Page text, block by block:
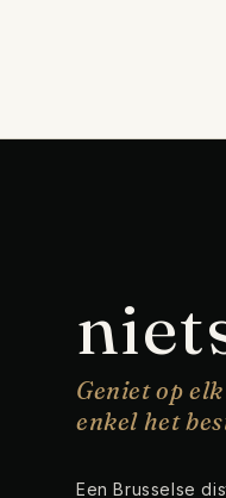
Geniet op
enkel het
Een Brusselse